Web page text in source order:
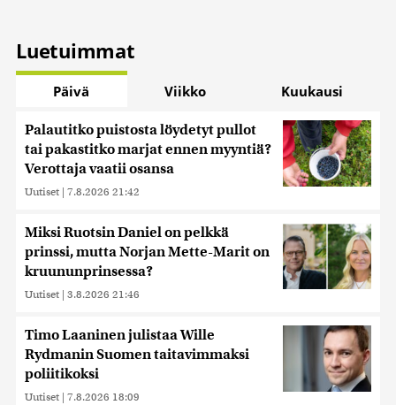
Luetuimmat
Päivä Viikko Kuukausi
Palautitko puistosta löydetyt pullot
tai pakastitko marjat ennen myyntiä?
Verottaja vaatii osansa
Uutiset | 7.8.2026 21:42
Miksi Ruotsin Daniel on pelkkä
prinssi, mutta Norjan Mette-Marit on
kruununprinsessa?
Uutiset | 3.8.2026 21:46
Timo Laaninen julistaa Wille
Rydmanin Suomen taitavimmaksi
poliitikoksi
Uutiset | 7.8.2026 18:09